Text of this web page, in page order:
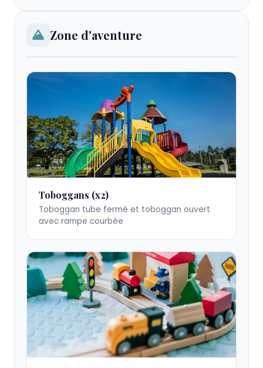
Zone d'aventure
tube
fermé
Toboggans (x2)
Toboggan tube fermé et toboggan ouvert
avec rampe courbée